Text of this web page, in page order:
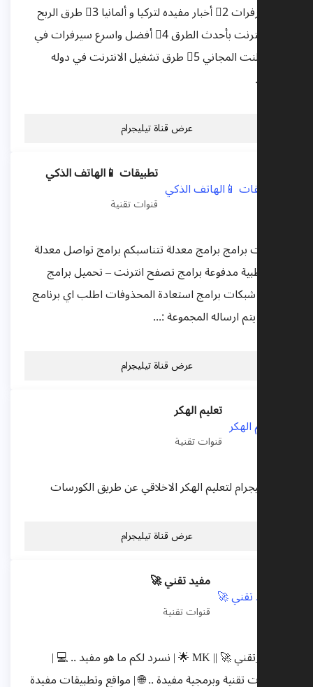
1⃣ سيرفرات 2⃣ أخبار مفيده لتركيا و ألمانيا 3⃣ طرق الربح
من الانترنت بأحدث الطرق 4⃣ أفضل واسرع سيرفرات في
مجال النت المجاني 5⃣ طرق تشغيل الانترنت في دوله
عرض قناة تيليجرام
تطبيقات 📱الهاتف الذكي
قنوات تقنية
برامج برامج معدلة تتناسبكم برامج تواصل معدلة
طبية مدفوعة برامج تصفح انترنت – تحميل برامج
شبكات برامج استعادة المحذوفات اطلب اي برنامج
يتم ارساله المجموعة :...
عرض قناة تيليجرام
تعليم الهكر
قنوات تقنية
تيليجرام لتعليم الهكر الاخلاقي عن طريق الكورسات
عرض قناة تيليجرام
مفيد تقني 🚀
قنوات تقنية
#مفيد_تقني 🚀 || MK 🌟 | نسرد لكم ما هو مفيد .. 💻 |
تقنية وبرمجية مفيدة .. 🌐 | مواقع وتطبيقات مفيدة